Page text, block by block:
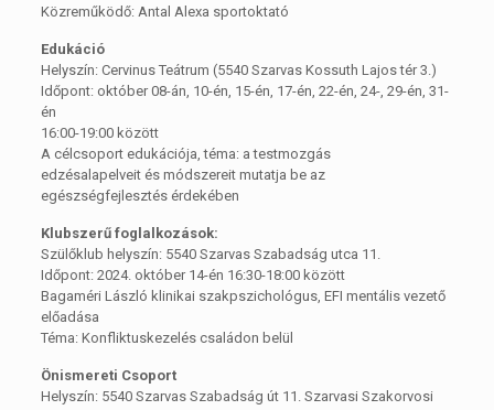
Közreműködő: Antal Alexa sportoktató
Edukáció
Helyszín: Cervinus Teátrum (5540 Szarvas Kossuth Lajos tér 3.)
Időpont: október 08-án, 10-én, 15-én, 17-én, 22-én, 24-, 29-én, 31-
én
16:00-19:00 között
A célcsoport edukációja, téma: a testmozgás
edzésalapelveit és módszereit mutatja be az
egészségfejlesztés érdekében
Klubszerű foglalkozások:
Szülőklub helyszín: 5540 Szarvas Szabadság utca 11.
Időpont: 2024. október 14-én 16:30-18:00 között
Bagaméri László klinikai szakpszichológus, EFI mentális vezető
előadása
Téma: Konfliktuskezelés családon belül
Önismereti Csoport
Helyszín: 5540 Szarvas Szabadság út 11. Szarvasi Szakorvosi